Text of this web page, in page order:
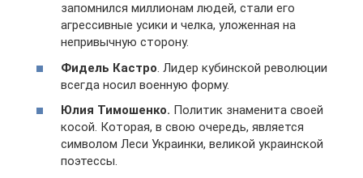
запомнился миллионам людей, стали его
агрессивные усики и челка, уложенная на
непривычную сторону.
Фидель Кастро . Лидер кубинской революции
всегда носил военную форму.
Юлия Тимошенко. Политик знаменита своей
косой. Которая, в свою очередь, является
символом Леси Украинки, великой украинской
поэтессы.